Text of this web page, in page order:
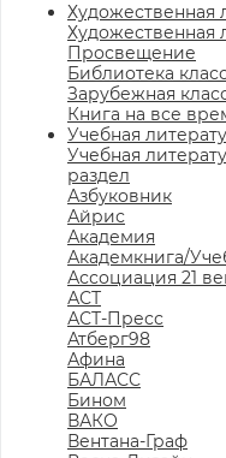
Художественная
Художественная
Просвещение
Библиотека
Зарубежная
Книга на все
Учебная
Учебная
раздел
Азбуковник
Айрис
Академия
Академкнига/
Ассоциация 21
АСТ
АСТ-Пресс
Атберг98
Афина
БАЛАСС
Бином
ВАКО
Вентана-Граф